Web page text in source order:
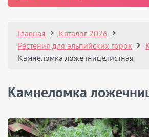
Главная
Каталог 2026
Растения для альпийских горок
Камнеломка ложечницелистная
Камнеломка